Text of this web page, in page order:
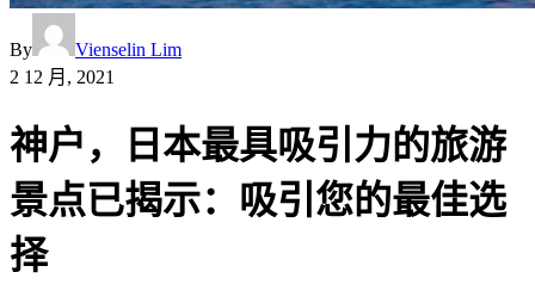
By
Vienselin Lim
2 12 月, 2021
神户，日本最具吸引力的旅游
景点已揭示：吸引您的最佳选
择